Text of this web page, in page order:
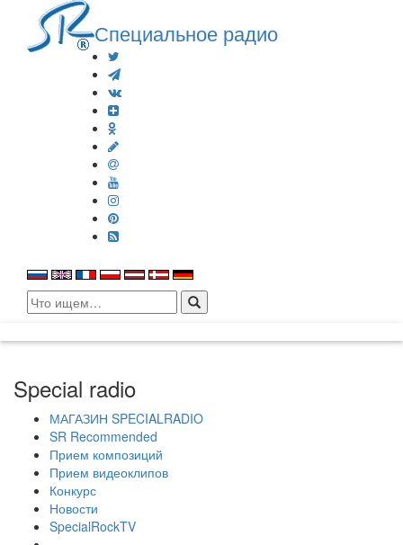
Специальное радио
Search
for:
Special radio
МАГАЗИН SPECIALRADIO
SR Recommended
Прием композиций
Прием видеоклипов
Конкурс
Новости
SpecialRockTV